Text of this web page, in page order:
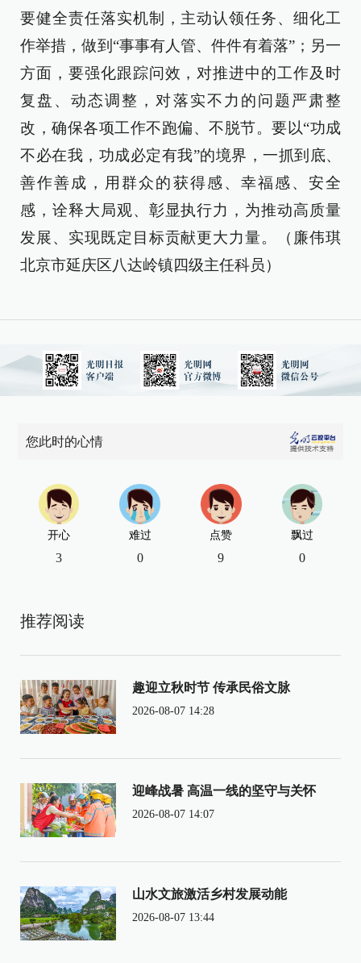
要健全责任落实机制，主动认领任务、细化工
作举措，做到“事事有人管、件件有着落”；另一
方面，要强化跟踪问效，对推进中的工作及时
复盘、动态调整，对落实不力的问题严肃整
改，确保各项工作不跑偏、不脱节。要以“功成
不必在我，功成必定有我”的境界，一抓到底、
善作善成，用群众的获得感、幸福感、安全
感，诠释大局观、彰显执行力，为推动高质量
发展、实现既定目标贡献更大力量。（廉伟琪
北京市延庆区八达岭镇四级主任科员）
您此时的心情
开心
3
难过
0
点赞
9
飘过
0
推荐阅读
趣迎立秋时节 传承民俗文脉
2026-08-07 14:28
迎峰战暑 高温一线的坚守与关怀
2026-08-07 14:07
山水文旅激活乡村发展动能
2026-08-07 13:44